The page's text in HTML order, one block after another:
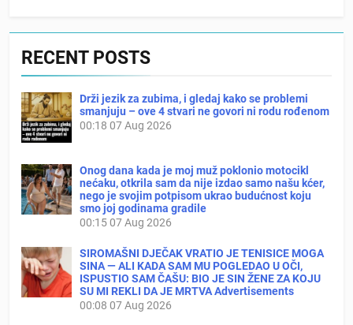
RECENT POSTS
Drži jezik za zubima, i gledaj kako se problemi
smanjuju – ove 4 stvari ne govori ni rodu rođenom
00:18 07 Aug 2026
Onog dana kada je moj muž poklonio motocikl
nećaku, otkrila sam da nije izdao samo našu kćer,
nego je svojim potpisom ukrao budućnost koju
smo joj godinama gradile
00:1507 Aug 2026
SIROMAŠNI DJEČAK VRATIO JE TENISICE MOGA
SINA — ALI KADA SAM MU POGLEDAO U OČI,
ISPUSTIO SAM ČAŠU: BIO JE SIN ŽENE ZA KOJU
SU MI REKLI DA JE MRTVA Advertisements
00:08 07 Aug 2026